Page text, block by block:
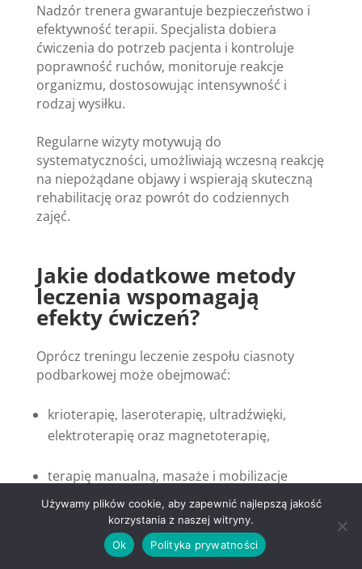
Nadzór trenera gwarantuje bezpieczeństwo i
efektywność terapii. Specjalista dobiera
ćwiczenia do potrzeb pacjenta i kontroluje
poprawność ruchów, monitoruje reakcje
organizmu, dostosowując intensywność i
rodzaj wysiłku.
Regularne wizyty motywują do
systematyczności, umożliwiają wczesną reakcję
na niepożądane objawy i wspierają skuteczną
rehabilitację oraz powrót do codziennych
zajęć.
Jakie dodatkowe metody
leczenia wspomagają
efekty ćwiczeń?
Oprócz treningu leczenie zespołu ciasnoty
podbarkowej może obejmować:
krioterapię, laseroterapię, ultradźwięki,
elektroterapię oraz magnetoterapię,
terapię manualną, masaże i mobilizacje
stawu barkowego,
farmakoterapię, w tym niesteroidowe leki
przeciwzapalne oraz iniekcje sterydowe.
Używamy plików cookie, aby zapewnić najlepszą jakość
korzystania z naszej witryny.
Ok
Polityka prywatności